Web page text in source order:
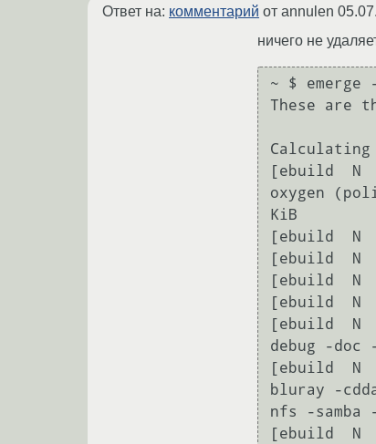
Ответ на: комментарий от annulen
ничего не
~ $ emerge
These are
Calculating
[ebuild  N
oxygen
KiB
[ebuild  N
[ebuild  N
[ebuild  N
[ebuild  N
[ebuild  N
debug -doc
[ebuild  N
bluray -
nfs -
[ebuild  N